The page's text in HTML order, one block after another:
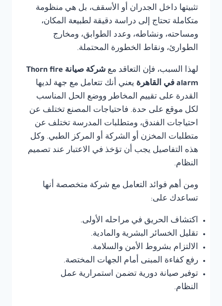
تثبيتها داخل الجدران أو الأسقف، بل هي منظومة
متكاملة تحتاج إلى دراسة دقيقة لطبيعة المكان،
ومساحته، ونشاطه، وعدد الطوابق، ومخارج
الطوارئ، ونقاط الخطورة المحتملة.
لهذا السبب، فإن التعاقد مع
شركة صيانة Thorn fire
alarm في القاهرة
يعني أنك تتعامل مع جهة لديها
القدرة على تقييم المخاطر ووضع الحل المناسب
لكل موقع على حدة. فاحتياجات المصنع تختلف عن
احتياجات الفندق، ومتطلبات المدرسة تختلف عن
متطلبات المخزن أو الشركة أو المركز الطبي. وكل
هذه التفاصيل يجب أن تؤخذ في الاعتبار عند تصميم
النظام.
ومن أهم فوائد التعامل مع شركة متخصصة أنها
تساعدك على:
اكتشاف الحريق في مراحله الأولى.
تقليل الخسائر البشرية والمادية.
الالتزام بشروط الأمن والسلامة.
رفع كفاءة المبنى أمام الجهات المختصة.
توفير صيانة دورية تضمن استمرارية عمل
النظام.